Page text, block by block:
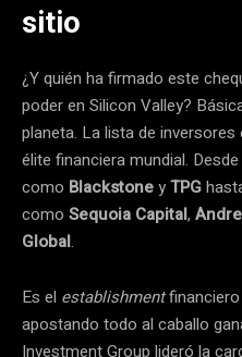
sitio
¿Y quién ha firmado este
poder en Silicon Valley?
planeta. La lista de inversores
élite financiera mundial.
como BlackstoneyTPG
como Sequoia Capital,
Global.
Es el establishmentfinanciero
apostando todo al caballo
Investment Group lideró la